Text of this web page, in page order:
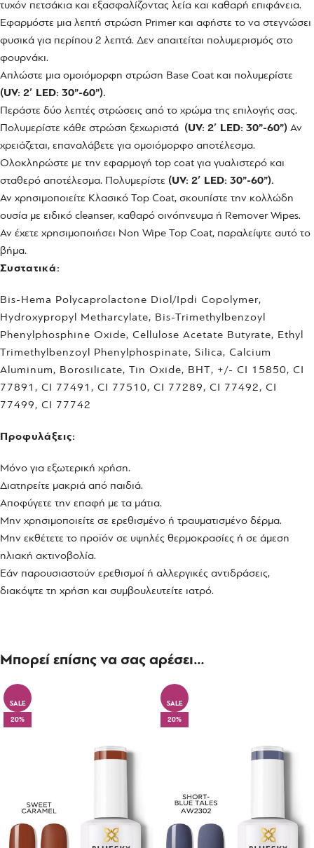
τυχόν πετσάκια και εξασφαλίζοντας λεία και καθαρή επιφάνεια.
Εφαρμόστε μια λεπτή στρώση Primer και αφήστε το να στεγνώσει
φυσικά για περίπου 2 λεπτά. Δεν απαιτείται πολυμερισμός στο
φουρνάκι.
Απλώστε μια ομοιόμορφη στρώση Base Coat και πολυμερίστε
(UV: 2′ LED: 30”-60”).
Περάστε δύο λεπτές στρώσεις από το χρώμα της επιλογής σας.
Πολυμερίστε κάθε στρώση ξεχωριστά (UV: 2′ LED: 30”-60”) Αν
χρειάζεται, επαναλάβετε για ομοιόμορφο αποτέλεσμα.
Ολοκληρώστε με την εφαρμογή top coat για γυαλιστερό και
σταθερό αποτέλεσμα. Πολυμερίστε (UV: 2′ LED: 30”-60”).
Αν χρησιμοποιείτε Kλασικό Top Coat, σκουπίστε την κολλώδη
ουσία με ειδικό cleanser, καθαρό οινόπνευμα ή Remover Wipes.
Αν έχετε χρησιμοποιήσει Non Wipe Top Coat, παραλείψτε αυτό το
βήμα.
Συστατικά:
Bis-Hema Polycaprolactone Diol/Ipdi Copolymer,
Hydroxypropyl Metharcylate, Bis-Trimethylbenzoyl
Phenylphosphine Oxide, Cellulose Acetate Butyrate, Ethyl
Trimethylbenzoyl Phenylphospinate, Silica, Calcium
Aluminum, Borosilicate, Tin Oxide, BHT, +/- CI 15850, CI
77891, CI 77491, CI 77510, CI 77289, CI 77492, CI
77499, CI 77742
Προφυλάξεις:
Μόνο για εξωτερική χρήση.
Διατηρείτε μακριά από παιδιά.
Αποφύγετε την επαφή με τα μάτια.
Μην χρησιμοποιείτε σε ερεθισμένο ή τραυματισμένο δέρμα.
Μην εκθέτετε το προϊόν σε υψηλές θερμοκρασίες ή σε άμεση
ηλιακή ακτινοβολία.
Εάν παρουσιαστούν ερεθισμοί ή αλλεργικές αντιδράσεις,
διακόψτε τη χρήση και συμβουλευτείτε ιατρό.
Μπορεί επίσης να σας αρέσει…
SALE
20%
SALE
20%